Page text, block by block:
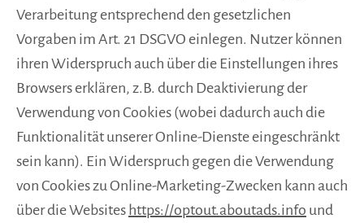
Verarbeitung entsprechend den gesetzlichen
Vorgaben im Art. 21 DSGVO einlegen. Nutzer können
ihren Widerspruch auch über die Einstellungen ihres
Browsers erklären, z.B. durch Deaktivierung der
Verwendung von Cookies (wobei dadurch auch die
Funktionalität unserer Online-Dienste eingeschränkt
sein kann). Ein Widerspruch gegen die Verwendung
von Cookies zu Online-Marketing-Zwecken kann auch
über die Websites https://optout.aboutads.info und